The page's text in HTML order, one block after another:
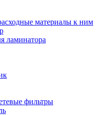
материалы к ним
ламинатора
фильтры